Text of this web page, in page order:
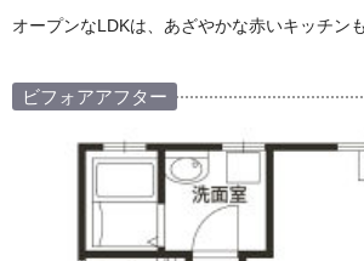
オープンなLDKは、あざやかな赤いキッチン
ビフォアアフター